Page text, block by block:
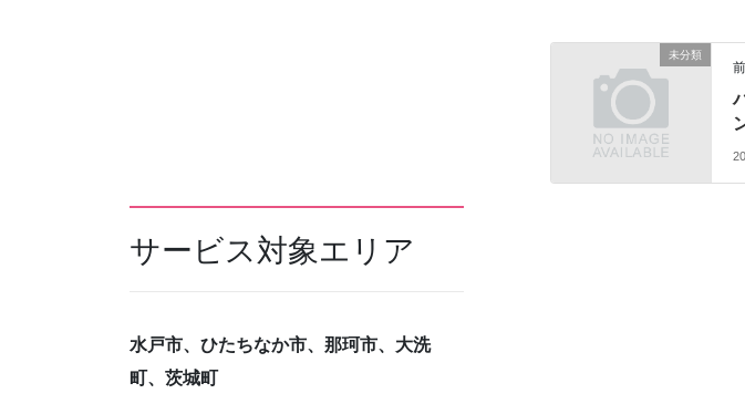
未分類
サービス対象エリア
水戸市、ひたちなか市、那珂市、大洗
町、茨城町